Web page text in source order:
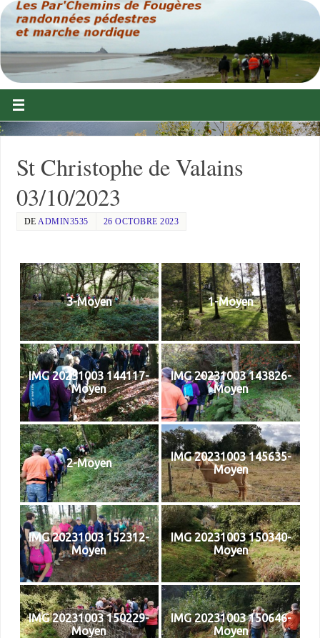
St Christophe de Valains
03/10/2023
DEADMIN3535 26 OCTOBRE 2023
3-Moyen 1-Moyen
IMG 20231003 144117-
Moyen
IMG 20231003 143826-
Moyen
2-Moyen
IMG 20231003 145635-
Moyen
IMG 20231003 152312-
Moyen
IMG 20231003 150340-
Moyen
IMG 20231003 150229-
Moyen
IMG 20231003 150646-
Moyen